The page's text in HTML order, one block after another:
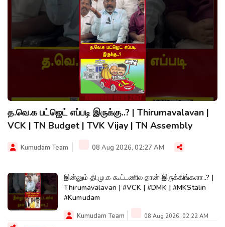
த.வெ.க பட்ஜெட் எப்படி இருக்கு..? | Thirumavalavan |
VCK | TN Budget | TVK Vijay | TN Assembly
Kumudam Team 08 Aug 2026, 02:27 AM
இன்னும் தி.மு.க கூட்டணில தான் இருக்கிங்களா..? |
Thirumavalavan | #VCK | #DMK | #MKStalin
#Kumudam
Kumudam Team 08 Aug 2026, 02:22 AM